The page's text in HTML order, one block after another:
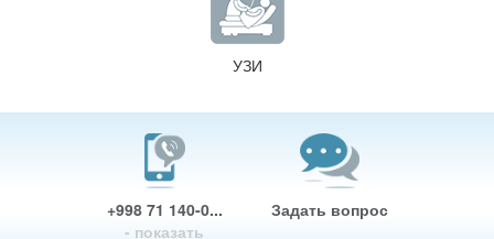
УЗИ
+998 71 140-0...
- показать
Задать вопрос